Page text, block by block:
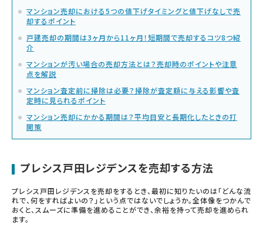
マンション売却における5つの値下げタイミングと値下げなしで売
却するポイント
戸建売却の期間は3ヶ月から11ヶ月！短期間で売却するコツ8つ紹
介
マンションが汚い場合の売却方法とは？売却時のポイントや注意
点を解説
マンション査定前に掃除は必要？掃除が査定額に与える影響や査
定時に見られるポイント
マンション売却にかかる期間は？平均目安と長期化したときの打
開策
プレシス戸田レジデンスを売却する方法
プレシス戸田レジデンスを売却をするとき、最初に知りたいのは「どんな流
れで、何をすればよいの？」という点ではないでしょうか。全体像をつかんで
おくと、スムーズに準備を進めることができ、余裕を持って売却を進められ
ます。